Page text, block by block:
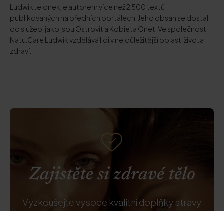
Ludwik Jelonek je autorem více než 2 500 textů
publikovaných na předních portálech. Jeho obsah se dostal
do služeb, jako jsou Ostrovit a Kobieta Onet. Ve společnosti
Natu.Care Ludwik vzdělává lidi v nejdůležitější oblasti života -
zdraví.
Zajistěte si zdravé tělo
Vyzkoušejte vysoce kvalitní doplňky stravy